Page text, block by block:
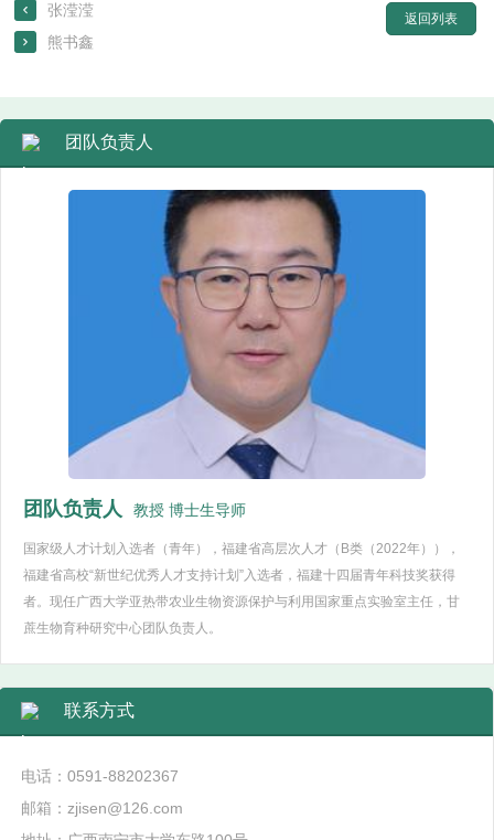
 张滢滢
 熊书鑫
返回列表
团队负责人
团队负责人 教授 博士生导师
国家级人才计划入选者（青年），福建省高层次人才（B类（2022年）），
福建省高校“新世纪优秀人才支持计划”入选者，福建十四届青年科技奖获得
者。现任广西大学亚热带农业生物资源保护与利用国家重点实验室主任，甘
蔗生物育种研究中心团队负责人。
联系方式
电话：0591-88202367
邮箱：zjisen@126.com